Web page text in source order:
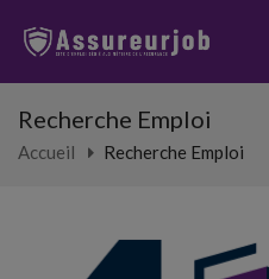
Recherche Emploi
Accueil Recherche Emploi